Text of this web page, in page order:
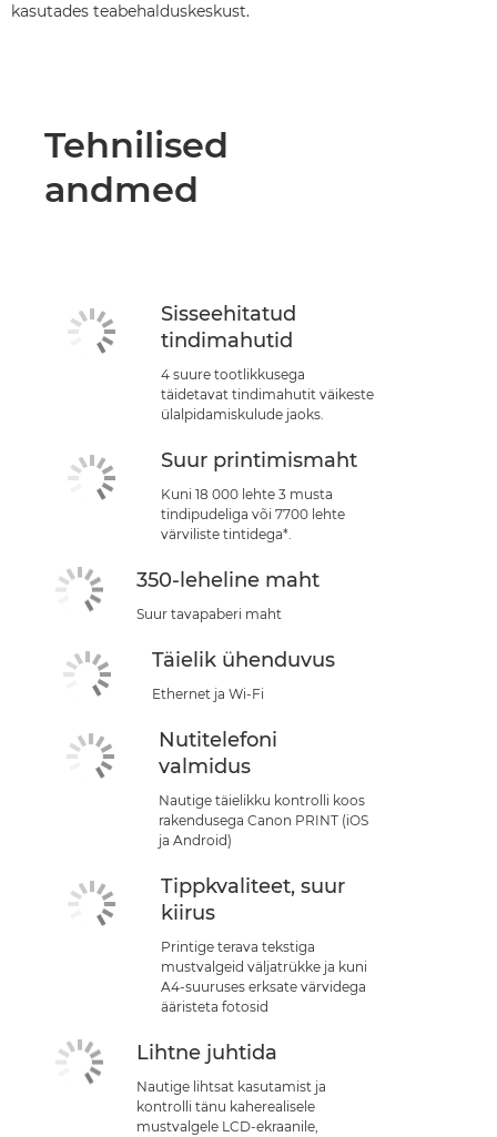
kasutades teabehalduskeskust.
Tehnilised
andmed
Sisseehitatud
tindimahutid
4 suure tootlikkusega
täidetavat tindimahutit väikeste
ülalpidamiskulude jaoks.
Suur printimismaht
Kuni 18 000 lehte 3 musta
tindipudeliga või 7700 lehte
värviliste tintidega*.
350-leheline maht
Suur tavapaberi maht
Täielik ühenduvus
Ethernet ja Wi-Fi
Nutitelefoni
valmidus
Nautige täielikku kontrolli koos
rakendusega Canon PRINT (iOS
ja Android)
Tippkvaliteet, suur
kiirus
Printige terava tekstiga
mustvalgeid väljatrükke ja kuni
A4-suuruses erksate värvidega
ääristeta fotosid
Lihtne juhtida
Nautige lihtsat kasutamist ja
kontrolli tänu kaherealisele
mustvalgele LCD-ekraanile,